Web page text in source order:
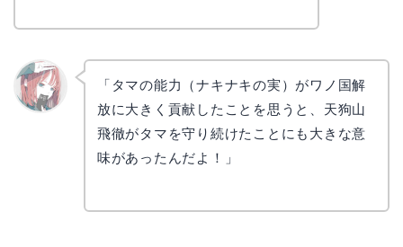
「タマの能力（ナキナキの実）がワノ国解
放に大きく貢献したことを思うと、天狗山
飛徹がタマを守り続けたことにも大きな意
味があったんだよ！」